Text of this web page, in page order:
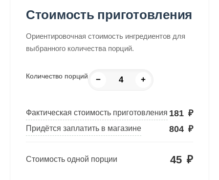
Стоимость приготовления
Ориентировочная стоимость ингредиентов для
выбранного количества порций.
Количество порций − +
Фактическая стоимость приготовления 181 ₽
Придётся заплатить в магазине 804 ₽
Стоимость одной порции 45 ₽